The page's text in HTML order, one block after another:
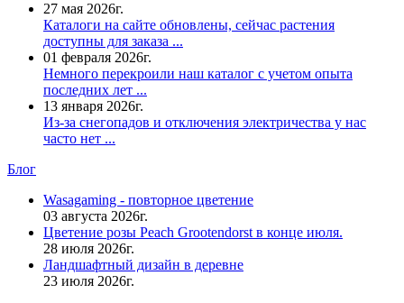
27 мая 2026г.
Каталоги на сайте обновлены, сейчас растения
доступны для заказа ...
01 февраля 2026г.
Немного перекроили наш каталог с учетом опыта
последних лет ...
13 января 2026г.
Из-за снегопадов и отключения электричества у нас
часто нет ...
Блог
Wasagaming - повторное цветение
03 августа 2026г.
Цветение розы Peach Grootendorst в конце июля.
28 июля 2026г.
Ландшафтный дизайн в деревне
23 июля 2026г.